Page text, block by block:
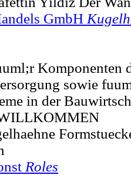
GmbH
Komponenten
sowie
in der
Roles